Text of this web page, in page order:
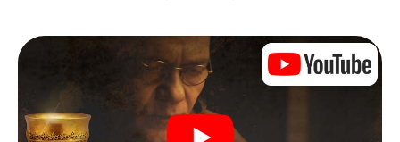
geborener Spurensucher? Wer ein waschechter
Abenteurer? Und wer hat das Zeug zum Code-Knacker?
Bei unserer Schatzsuche in Schiltach ist für jeden Spieler
die passende Rolle dabei.
Sind die Rollen verteilt, kann die Krimi-Schatzsuche durch